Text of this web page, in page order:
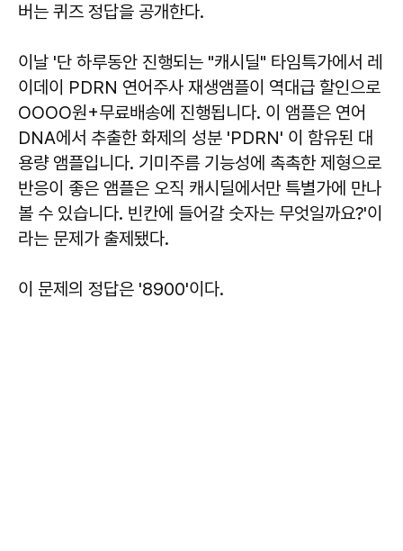
버는 퀴즈 정답을 공개한다.
이날 '단 하루동안 진행되는 "캐시딜" 타임특가에서 레
이데이 PDRN 연어주사 재생앰플이 역대급 할인으로
OOOO원+무료배송에 진행됩니다. 이 앰플은 연어
DNA에서 추출한 화제의 성분 'PDRN' 이 함유된 대
용량 앰플입니다. 기미주름 기능성에 촉촉한 제형으로
반응이 좋은 앰플은 오직 캐시딜에서만 특별가에 만나
볼 수 있습니다. 빈칸에 들어갈 숫자는 무엇일까요?'이
라는 문제가 출제됐다.
이 문제의 정답은 '8900'이 다.